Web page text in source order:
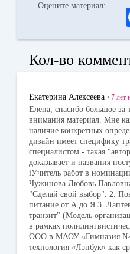
Оцените материал:
Кол-во
Екатерина Алексеева • 7 лет
Елена, спасибо большое за
внимания материал. Мне
наличие конкретных
дизайн имеет специфику
специалистом - такая
доказывает и названия
iУчитель работ в
Чужинова Любовь
"Сделай свой выбор". 2.
питание от А до Я 3.
транзит" (Модель
в рамках
ООО в МАОУ «Гимназия
технология «Лэпбук» как